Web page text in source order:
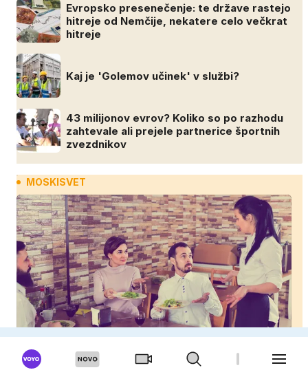
Evropsko presenečenje: te države rastejo
hitreje od Nemčije, nekatere celo večkrat
hitreje
Kaj je 'Golemov učinek' v službi?
43 milijonov evrov? Koliko so po razhodu
zahtevale ali prejele partnerice športnih
zvezdnikov
MOSKISVET
katerim restavracijam se izogibajo